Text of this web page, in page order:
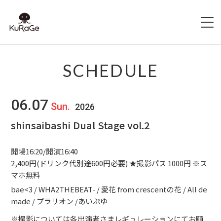
SCHEDULE
HALL INFO
FAQ
SCHEDULE
06.07 Sun. 2026
shinsaibashi Dual Stage vol.2
開場16:20/開演16:40
2,400円(ドリンク代別途600円必要) ★撮影パス 1000円 ※ス
マホ無料
bae<3 / WHA2THEBEAT- / 愛花 from crescentの花 / All de
made / プラリオン /あいぷゆ
※撮影については各出演者さまレギュレーションにてお願